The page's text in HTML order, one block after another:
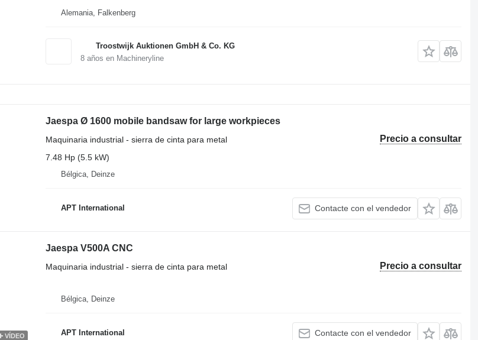
Alemania, Falkenberg
Troostwijk Auktionen GmbH & Co. KG
8años en Machineryline
Jaespa Ø 1600 mobile bandsaw for large workpieces
Precio a consultar
Maquinaria industrial - sierra de cinta para metal
7.48 Hp (5.5 kW)
Bélgica, Deinze
APT International Contacte con el vendedor
VÍDEO
Jaespa V500A CNC
Precio a consultar
Maquinaria industrial - sierra de cinta para metal
Bélgica, Deinze
APT International Contacte con el vendedor